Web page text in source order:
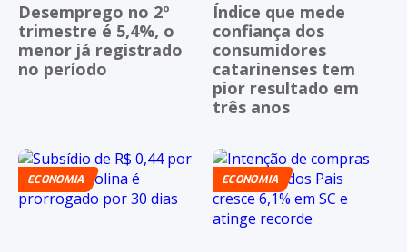
Desemprego no 2º
trimestre é 5,4%, o
menor já registrado
no período
Índice que mede
confiança dos
consumidores
catarinenses tem
pior resultado em
três anos
ECONOMIA ECONOMIA